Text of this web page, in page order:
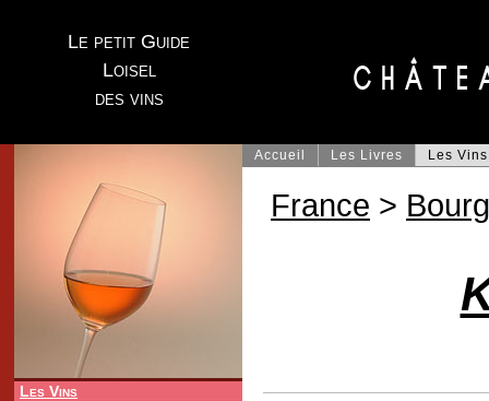
Le petit Guide
Loisel
des vins
Les Vins
Accueil Les Livres Les Vins
France >